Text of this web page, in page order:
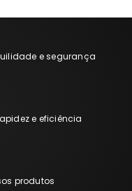
e segurança
e eficiência
produtos